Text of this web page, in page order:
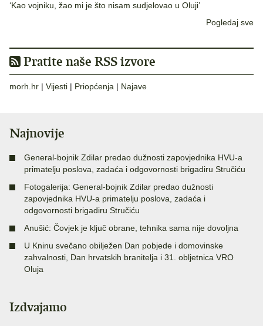
‘Kao vojniku, žao mi je što nisam sudjelovao u Oluji’
Pogledaj sve
Pratite naše RSS izvore
morh.hr | Vijesti | Priopćenja | Najave
Najnovije
General-bojnik Zdilar predao dužnosti zapovjednika HVU-a
primatelju poslova, zadaća i odgovornosti brigadiru Stručiću
Fotogalerija: General-bojnik Zdilar predao dužnosti
zapovjednika HVU-a primatelju poslova, zadaća i
odgovornosti brigadiru Stručiću
Anušić: Čovjek je ključ obrane, tehnika sama nije dovoljna
U Kninu svečano obilježen Dan pobjede i domovinske
zahvalnosti, Dan hrvatskih branitelja i 31. obljetnica VRO
Oluja
Izdvajamo